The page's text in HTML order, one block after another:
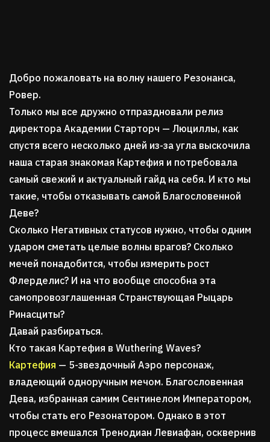
Добро пожаловать на волну нашего Резонанса,
Ровер.
Только мы все дружно отпраздновали релиз
директора Академии Старторч — Люциллы, как
спустя всего несколько дней из-за угла выскочила
наша старая знакомая Картефия и потребовала
самый свежий и актуальный гайд на себя. И кто мы
такие, чтобы отказывать самой Благословенной
Деве?
Сколько Негативных статусов нужно, чтобы одним
ударом сметать целые волны врагов? Сколько
мечей понадобится, чтобы измерить рост
Флерделис? И на что вообще способна эта
самопровозглашенная Странствующая Рыцарь
Ринасциты?
Давай разбираться.
Кто такая Картефия в Wuthering Waves?
Картефия — 5-звездочный Аэро персонаж,
владеющий одноручным мечом. Благословенная
Дева, избранная самим Сентинелом Императором,
чтобы стать его Резонатором. Однако в этот
процесс вмешался Тренодиан Левиафан, осквернив